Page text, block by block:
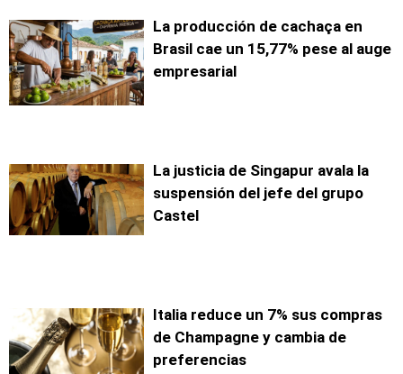
La producción de cachaça en
Brasil cae un 15,77% pese al auge
empresarial
La justicia de Singapur avala la
suspensión del jefe del grupo
Castel
Italia reduce un 7% sus compras
de Champagne y cambia de
preferencias